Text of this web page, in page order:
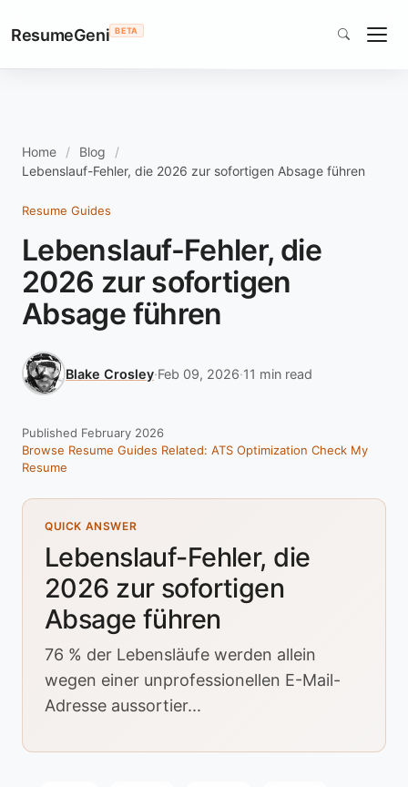
ResumeGeni BETA
Home
Blog
Lebenslauf-Fehler, die 2026 zur sofortigen Absage führen
Resume Guides
Lebenslauf-Fehler, die
2026 zur sofortigen
Absage führen
Blake Crosley·Feb 09, 2026·11 min read
Published February 2026
Browse Resume Guides Related: ATS Optimization Check My
Resume
QUICK ANSWER
Lebenslauf-Fehler, die
2026 zur sofortigen
Absage führen
76 % der Lebensläufe werden allein
wegen einer unprofessionellen E-Mail-
Adresse aussortier...